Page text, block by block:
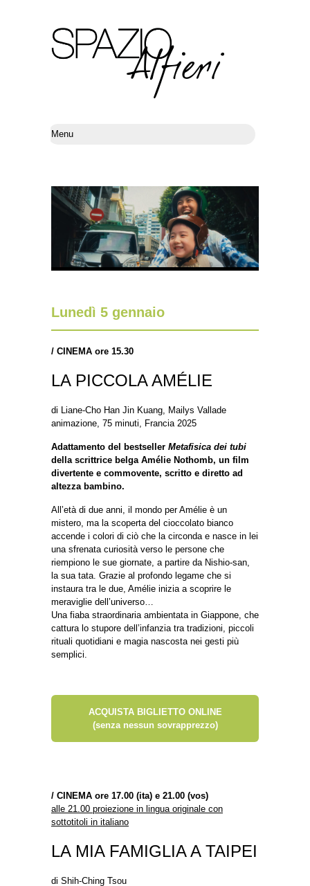
Lunedì 5 gennaio
/ CINEMA ore 15.30
LA PICCOLA AMÉLIE
di Liane-Cho Han Jin Kuang, Mailys Vallade
animazione, 75 minuti, Francia 2025
Adattamento del bestseller Metafisica dei tubi
della scrittrice belga Amélie Nothomb, un film
divertente e commovente, scritto e diretto ad
altezza bambino.
All’età di due anni, il mondo per Amélie è un
mistero, ma la scoperta del cioccolato bianco
accende i colori di ciò che la circonda e nasce in lei
una sfrenata curiosità verso le persone che
riempiono le sue giornate, a partire da Nishio-san,
la sua tata. Grazie al profondo legame che si
instaura tra le due, Amélie inizia a scoprire le
meraviglie dell’universo…
Una fiaba straordinaria ambientata in Giappone, che
cattura lo stupore dell’infanzia tra tradizioni, piccoli
rituali quotidiani e magia nascosta nei gesti più
semplici.
ACQUISTA BIGLIETTO ONLINE
(senza nessun sovrapprezzo)
/ CINEMA ore 17.00 (ita) e 21.00 (vos)
alle 21.00 proiezione in lingua originale con
sottotitoli in italiano
LA MIA FAMIGLIA A TAIPEI
di Shih-Ching Tsou